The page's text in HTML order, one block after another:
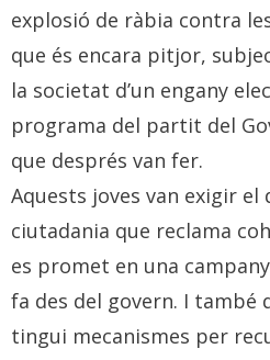
explosió de ràbia contra
que és encara pitjor,
la societat d’un engany
programa del partit del
que després van fer.
Aquests joves van exigir
ciutadania que reclama
es promet en una
fa des del govern. I també
tingui mecanismes per